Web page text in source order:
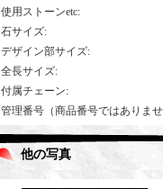
使用ストーンetc:
石サイズ:
デザイン部サイズ:
全長サイズ:
付属チェーン:
管理番号（商品番号ではありま
他の写真